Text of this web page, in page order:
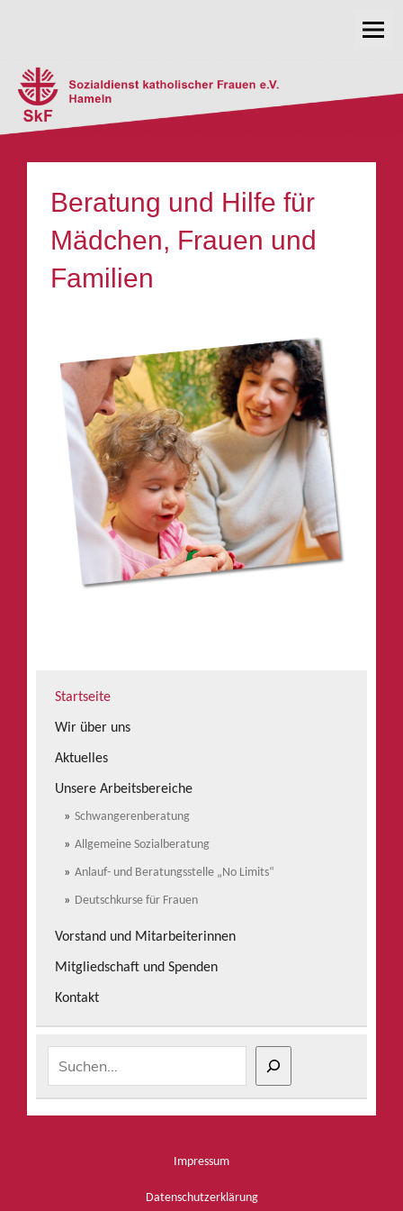
Beratung und Hilfe für
Mädchen, Frauen und
Familien
Startseite
Wir über uns
Aktuelles
Unsere Arbeitsbereiche
Schwangerenberatung
Allgemeine Sozialberatung
Anlauf- und Beratungsstelle „No Limits“
Deutschkurse für Frauen
Vorstand und Mitarbeiterinnen
Mitgliedschaft und Spenden
Kontakt
Impressum
Datenschutzerklärung